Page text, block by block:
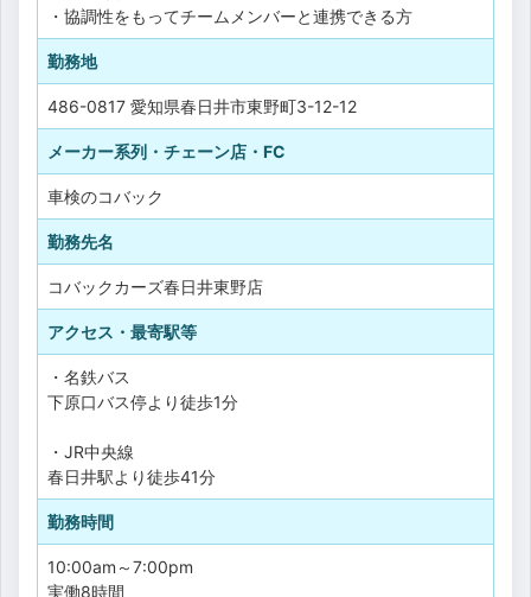
・協調性をもってチームメンバーと連携できる方
勤務地
486-0817 愛知県春日井市東野町3-12-12
メーカー系列・チェーン店・FC
車検のコバック
勤務先名
コバックカーズ春日井東野店
アクセス・最寄駅等
・名鉄バス
下原口バス停より徒歩1分
・JR中央線
春日井駅より徒歩41分
勤務時間
10:00am～7:00pm
実働8時間